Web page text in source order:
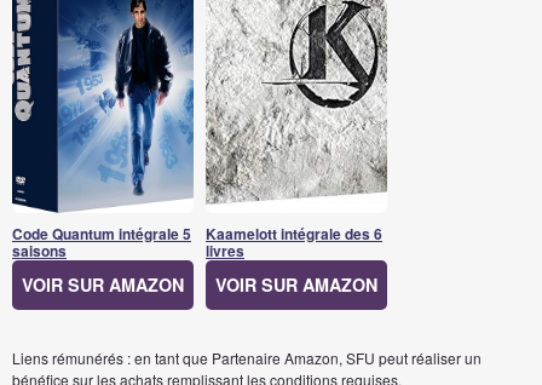
Code Quantum intégrale 5
saisons
VOIR SUR AMAZON
Kaamelott intégrale des 6
livres
VOIR SUR AMAZON
Liens rémunérés : en tant que Partenaire Amazon, SFU peut réaliser un
bénéfice sur les achats remplissant les conditions requises.